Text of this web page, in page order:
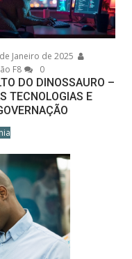
Janeiro de 2025
F8
0
DO DINOSSAURO –
TECNOLOGIAS E